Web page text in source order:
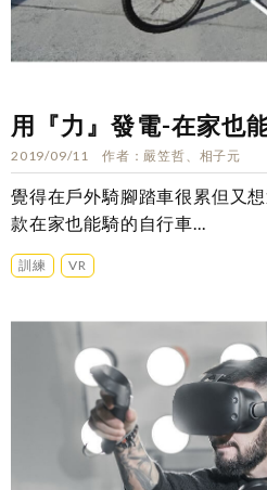
用『力』發電-在家也
2019/09/11 作者 嚴笠哲、相子元
覺得在戶外騎腳踏車很累但又
款在家也能騎的自行車...
訓練 VR